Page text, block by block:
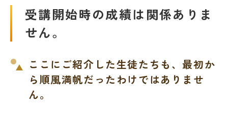
受講開始時の成績は関係ありま
せん。
ここにご紹介した生徒たちも、最初か
ら順風満帆だったわけではありませ
ん。